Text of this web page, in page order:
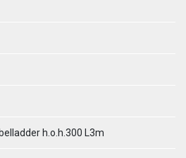
h.o.h.300 L3m